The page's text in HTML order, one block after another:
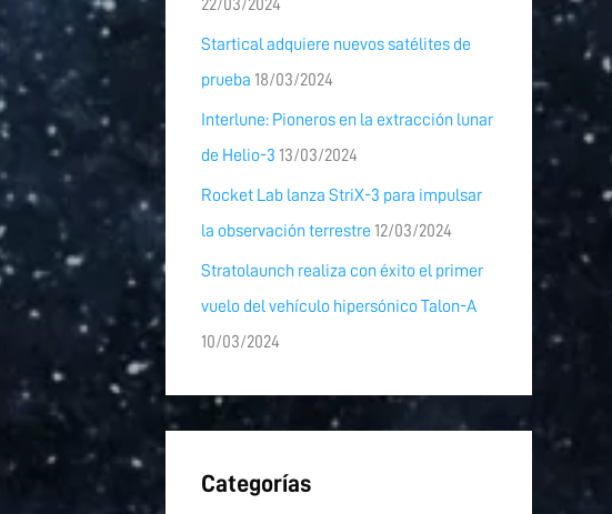
22/03/2024
Startical adquiere nuevos satélites de
prueba 18/03/2024
Interlune: Pioneros en la extracción lunar
de Helio-3 13/03/2024
Rocket Lab lanza StriX-3 para impulsar
la observación terrestre 12/03/2024
Stratolaunch realiza con éxito el primer
vuelo del vehículo hipersónico Talon-A
10/03/2024
Categorías